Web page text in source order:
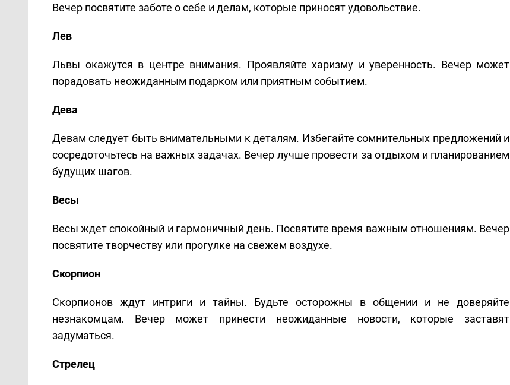
Вечер посвятите заботе о себе и делам, которые приносят удовольствие.
Лев
Львы окажутся в центре внимания. Проявляйте харизму и уверенность. Вечер может
порадовать неожиданным подарком или приятным событием.
Дева
Девам следует быть внимательными к деталям. Избегайте сомнительных предложений и
сосредоточьтесь на важных задачах. Вечер лучше провести за отдыхом и планированием
будущих шагов.
Весы
Весы ждет спокойный и гармоничный день. Посвятите время важным отношениям. Вечер
посвятите творчеству или прогулке на свежем воздухе.
Скорпион
Скорпионов ждут интриги и тайны. Будьте осторожны в общении и не доверяйте
незнакомцам. Вечер может принести неожиданные новости, которые заставят
задуматься.
Стрелец